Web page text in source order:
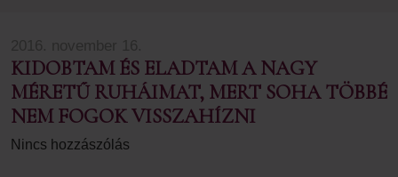
KIDOBTAM ÉS ELADTAM A NAGY
MÉRETŰ RUHÁIMAT, MERT SOHA TÖBBÉ
NEM FOGOK VISSZAHÍZNI
Nincs hozzászólás